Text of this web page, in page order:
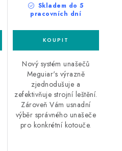
Skladem do 5
pracovních dní
Nový systém unašečů
Meguiar's výrazně
zjednodušuje a
zefektivňuje strojní leštění.
Zároveň Vám usnadní
výběr správného unašeče
pro konkrétní kotouče.